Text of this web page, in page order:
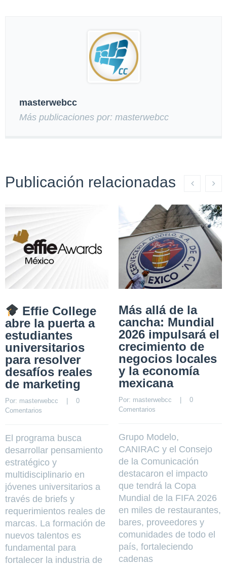
masterwebcc
Más publicaciones por: masterwebcc
Publicación relacionadas
Effie College
abre la puerta a
estudiantes
universitarios
para resolver
desafíos reales
de marketing
Por: masterwebcc
    |
0
Comentarios
El programa busca
desarrollar pensamiento
estratégico y
multidisciplinario en
jóvenes universitarios a
través de briefs y
requerimientos reales de
marcas. La formación de
nuevos talentos es
fundamental para
fortalecer la industria de
Más allá de la
cancha: Mundial
2026 impulsará el
crecimiento de
negocios locales
y la economía
mexicana
Por: masterwebcc
0
Comentarios
Grupo Modelo,
CANIRAC y el Consejo
de la Comunicación
destacaron el impacto
que tendrá la Copa
Mundial de la FIFA 2026
en miles de restaurantes,
bares, proveedores y
comunidades de todo el
país, fortaleciendo
cadenas